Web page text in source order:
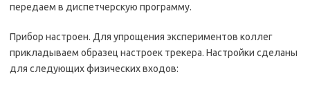
передаем в диспетчерскую программу.
Прибор настроен. Для упрощения экспериментов коллег
прикладываем образец настроек трекера. Настройки сделаны
для следующих физических входов: